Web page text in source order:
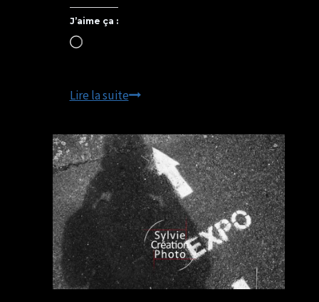
J’aime ça :
Chargement…
Lire la suite« Miss
2
Les
étapes